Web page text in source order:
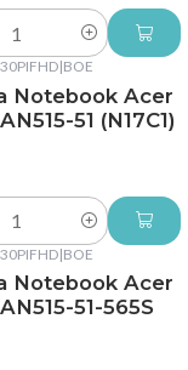
|BOE
Notebook Acer
51 (N17C1)
|BOE
Notebook Acer
51-565S